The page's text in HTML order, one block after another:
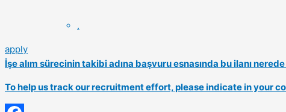
.
apply
İşe alım sürecinin takibi adına başvuru esnasında bu ilanı
To help us track our recruitment effort, please indicate in your